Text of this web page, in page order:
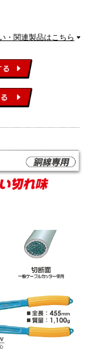
・関連製品はこちら